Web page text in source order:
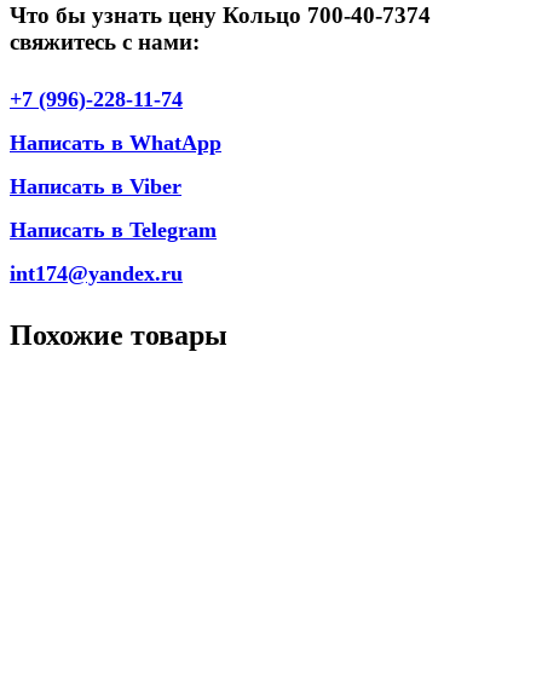
Что бы узнать цену Кольцо 700-40-7374
свяжитесь с нами:
+7 (996)-228-11-74
Написать в WhatApp
Написать в Viber
Написать в Telegram
int174@yandex.ru
Похожие товары